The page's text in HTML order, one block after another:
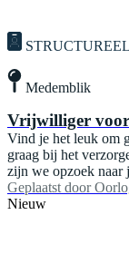
Medemblik
Vrijwilliger
Vind je het leuk om
graag bij het
zijn we opzoek naar
Geplaatst door
Nieuw